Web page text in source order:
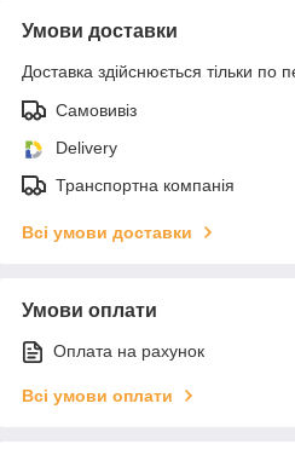
Умови доставки
Доставка здійснюється тільки по
Самовивіз
Delivery
Транспортна компанія
Всі умови доставки
Умови оплати
Оплата на рахунок
Всі умови оплати